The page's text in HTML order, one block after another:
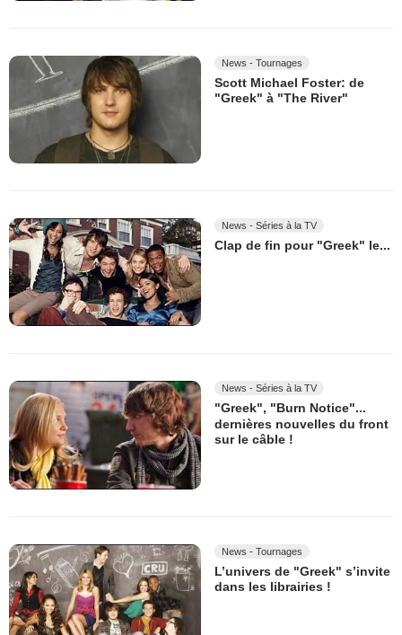
News - Tournages
Scott Michael Foster: de
"Greek" à "The River"
News - Séries à la TV
Clap de fin pour "Greek" le...
News - Séries à la TV
"Greek", "Burn Notice"...
dernières nouvelles du front
sur le câble !
News - Tournages
L’univers de "Greek" s’invite
dans les librairies !